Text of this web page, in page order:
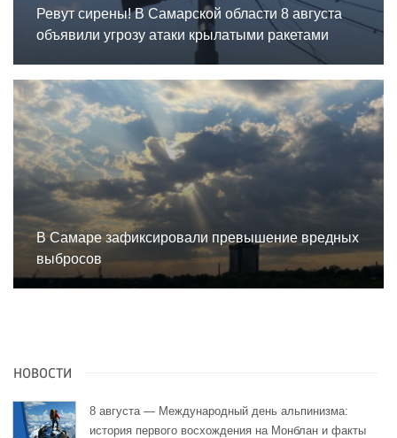
Ревут сирены! В Самарской области 8 августа
объявили угрозу атаки крылатыми ракетами
В Самаре зафиксировали превышение вредных
выбросов
НОВОСТИ
8 августа — Международный день альпинизма:
история первого восхождения на Монблан и факты